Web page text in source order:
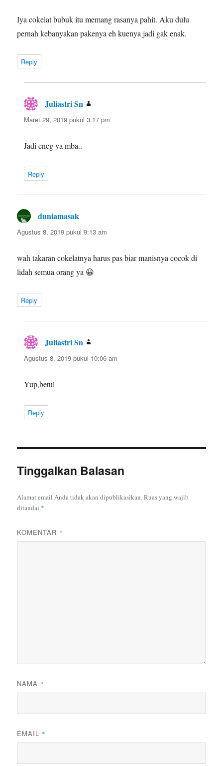
Iya cokelat bubuk itu memang rasanya pahit. Aku dulu
pernah kebanyakan pakenya eh kuenya jadi gak enak.
Reply
Juliastri Sn
Maret 29, 2019 pukul 3:17 pm
Jadi eneg ya mba..
Reply
duniamasak
Agustus 8, 2019 pukul 9:13 am
wah takaran cokelatnya harus pas biar manisnya cocok di
lidah semua orang ya 😀
Reply
Juliastri Sn
Agustus 8, 2019 pukul 10:06 am
Yup,betul
Reply
Tinggalkan Balasan
Alamat email Anda tidak akan dipublikasikan. Ruas yang wajib
ditandai *
KOMENTAR *
NAMA *
EMAIL *